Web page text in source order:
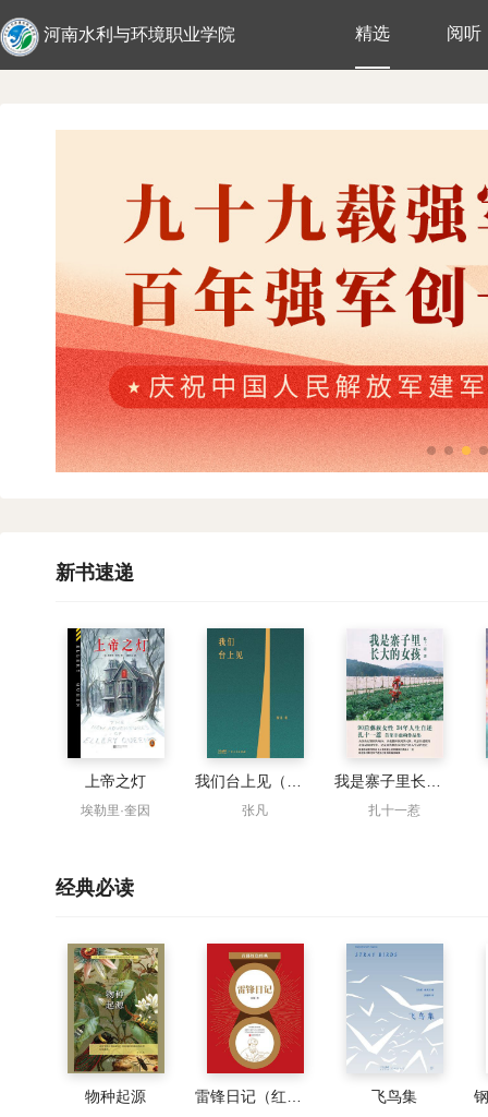
精选 阅听
河南水利与环境职业学院
新书速递
上帝之灯
埃勒里·奎因 张凡 扎十一惹
经典必读
物种起源 飞鸟集